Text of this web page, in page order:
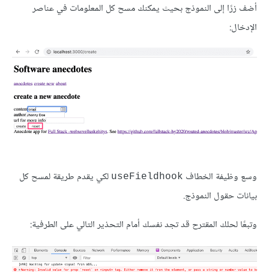
أضف زرًا إلى النموذج بحيث يمكنك مسح كل المعلومات في عناصر
الإدخال:
وسع وظيفة الخطاف useFieldhook لكي يقدم طريقة لمسح كل
بيانات حقول النموذج.
وتبعًا لحلك المقترح قد تجد نفسك أمام التحذير التالي على الطرفية: